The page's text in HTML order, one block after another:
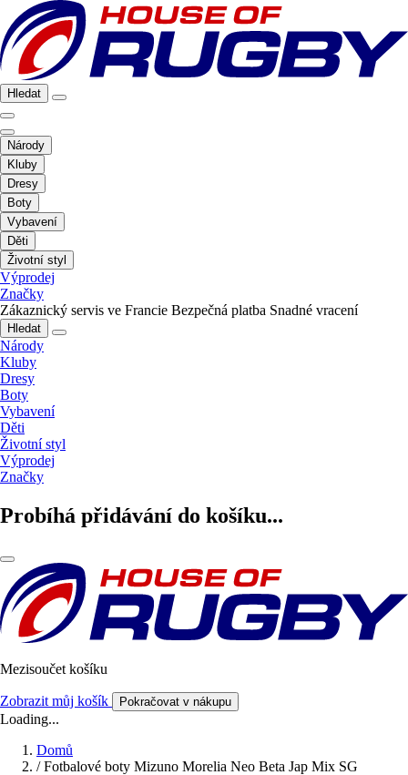
Hledat
Národy
Kluby
Dresy
Boty
Vybavení
Děti
Životní styl
Výprodej
Značky
Zákaznický servis ve Francie Bezpečná platba Snadné vracení
Hledat
Národy
Kluby
Dresy
Boty
Vybavení
Děti
Životní styl
Výprodej
Značky
Probíhá přidávání do košíku...
Mezisoučet košíku
Zobrazit můj košík Pokračovat v nákupu
Loading...
Domů
/ Fotbalové boty Mizuno Morelia Neo Beta Jap Mix SG